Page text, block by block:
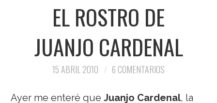
MIS VIAJESEL ROSTRO DE
JUANJO CARDENAL
15 ABRIL 2010 6 COMENTARIOS
Ayer me enteré queJuanjo Cardenal, la